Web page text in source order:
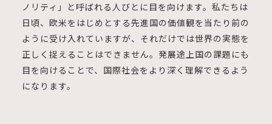
ノリティ」と呼ばれる人びとに目を向けます。私たちは
日頃、欧米をはじめとする先進国の価値観を当たり前の
ように受け入れていますが、それだけでは世界の実態を
正しく捉えることはできません。発展途上国の課題にも
目を向けることで、国際社会をより深く理解できるよう
になります。